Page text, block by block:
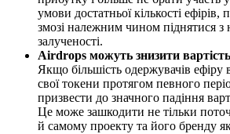
умови достатньої кількості
змозі належним чином піднятися з
залученості.
Airdrops можуть знизити
Якщо більшість одержувачів ефіру
свої токени протягом певного
призвести до значного падіння
Це може зашкодити не тільки
й самому проекту та його бренду як